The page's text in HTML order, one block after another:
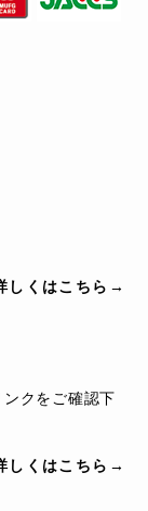
しくはこちら→
クをご確認下
しくはこちら→